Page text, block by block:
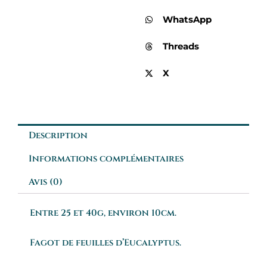
WhatsApp
Threads
X
Description
Informations complémentaires
Avis (0)
Entre 25 et 40g, environ 10cm.
Fagot de feuilles d’Eucalyptus.